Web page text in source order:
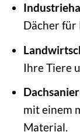
Dächer für
Ihre Tiere
mit einem
Material.